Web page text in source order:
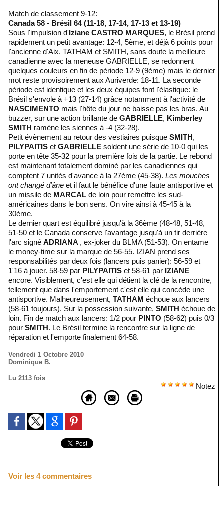
Match de classement 9-12:
Canada 58 - Brésil 64 (11-18, 17-14, 17-13 et 13-19)
Sous l'impulsion d'Iziane CASTRO MARQUES, le Brésil prend
rapidement un petit avantage: 12-4, 5ème, et déjà 6 points pour
l'ancienne d'Aix. TATHAM et SMITH, sans doute la meilleure
canadienne avec la meneuse GABRIELLE, se redonnent
quelques couleurs en fin de période 12-9 (9ème) mais le dernier
mot reste provisoirement aux Auriverde: 18-11. La seconde
période est identique et les deux équipes font l'élastique: le
Brésil s'envole à +13 (27-14) grâce notamment à l'activité de
NASCIMENTO mais l'hôte du jour ne baisse pas les bras. Au
buzzer, sur une action brillante de GABRIELLE, Kimberley
SMITH ramène les siennes à -4 (32-28).
Petit évènement au retour des vestiaires puisque SMITH,
PILYPAITIS et GABRIELLE soldent une série de 10-0 qui les
porte en tête 35-32 pour la première fois de la partie. Le rebond
est maintenant totalement dominé par les canadiennes qui
comptent 7 unités d'avance à la 27ème (45-38). Les mouches
ont changé d'âne et il faut le bénéfice d'une faute antisportive et
un missile de MARCAL de loin pour remettre les sud-
américaines dans le bon sens. On vire ainsi à 45-45 à la
30ème.
Le dernier quart est équilibré jusqu'à la 36ème (48-48, 51-48,
51-50 et le Canada conserve l'avantage jusqu'à un tir derrière
l'arc signé ADRIANA , ex-joker du BLMA (51-53). On entame
le money-time sur la marque de 56-55. IZIAN prend ses
responsabilités par deux fois (lancers puis panier): 56-59 et
1'16 à jouer. 58-59 par PILYPAITIS et 58-61 par IZIANE
encore. Visiblement, c'est elle qui détient la clé de la rencontre,
tellement que dans l'emportement c'est elle qui concède une
antisportive. Malheureusement, TATHAM échoue aux lancers
(58-61 toujours). Sur la possession suivante, SMITH échoue de
loin. Fin de match aux lancers: 1/2 pour PINTO (58-62) puis 0/3
pour SMITH. Le Brésil termine la rencontre sur la ligne de
réparation et l'emporte finalement 64-58.
Vendredi 1 Octobre 2010
Dominique B.
Lu 2113 fois
Notez
Voir les 4commentaires